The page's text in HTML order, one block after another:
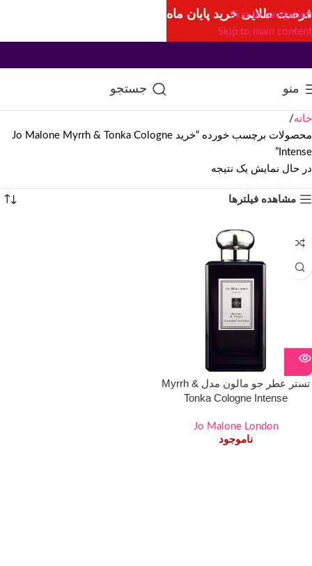
Skip to navigation
Skip to main content
منو جستجو
خانه
محصولات برچسب خورده “خرید Jo Malone Myrrh & Tonka Cologne
Intense”
در حال نمایش یک نتیجه
مشاهده فیلترها
تستر عطر جو مالون مدل Myrrh &
Tonka Cologne Intense
Jo Malone London
ناموجود
فرصت طلایی خرید پایان ماه